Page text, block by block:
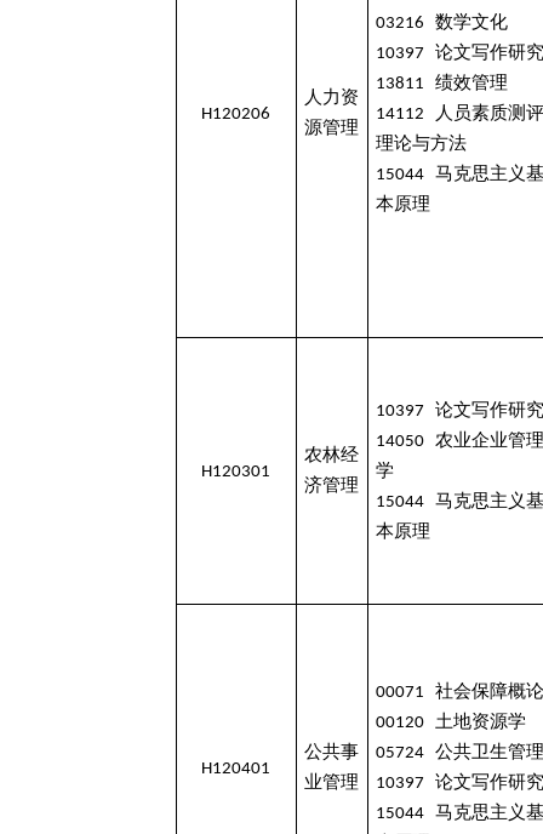
H120206
人力资
源管理
03216 数学文化
10397 论文写作研究
13811 绩效管理
14112 人员素质测评
理论与方法
15044 马克思主义基
本原理
H120301
农林经
济管理
10397 论文写作研究
14050 农业企业管理
学
15044 马克思主义基
本原理
H120401
公共事
业管理
00071 社会保障概论
00120 土地资源学
05724 公共卫生管理
10397 论文写作研究
15044 马克思主义基